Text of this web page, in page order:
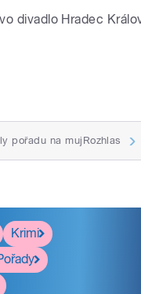
divadlo Hradec
pořadu na mujRozhlas
Krimi